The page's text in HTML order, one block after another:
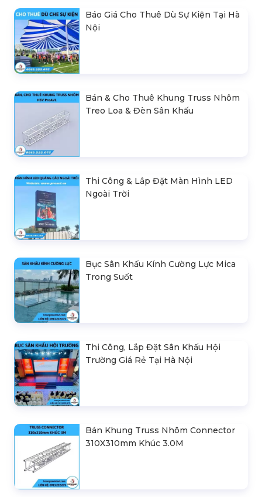
Báo Giá Cho Thuê Dù Sự Kiện Tại Hà
Nội
Bán & Cho Thuê Khung Truss Nhôm
Treo Loa & Đèn Sân Khấu
Thi Công & Lắp Đặt Màn Hình LED
Ngoài Trời
Bục Sân Khấu Kính Cường Lực Mica
Trong Suốt
Thi Công, Lắp Đặt Sân Khấu Hội
Trường Giá Rẻ Tại Hà Nội
Bán Khung Truss Nhôm Connector
310X310mm Khúc 3.0M